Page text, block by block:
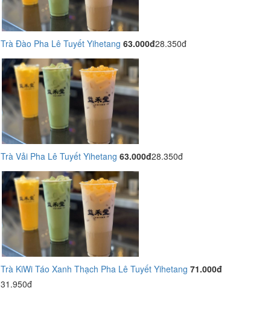
Trà Đào Pha Lê Tuyết Yihetang 63.000đ28.350đ
Trà Vải Pha Lê Tuyết Yihetang 63.000đ28.350đ
Trà KiWi Táo Xanh Thạch Pha Lê Tuyết Yihetang 71.000đ
31.950đ